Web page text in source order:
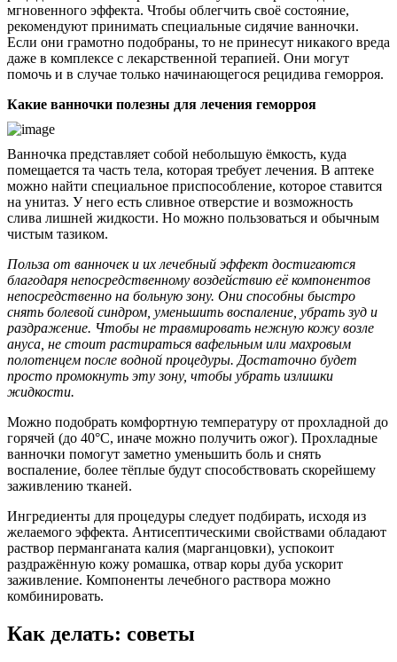
мгновенного эффекта. Чтобы облегчить своё состояние,
рекомендуют принимать специальные сидячие ванночки.
Если они грамотно подобраны, то не принесут никакого вреда
даже в комплексе с лекарственной терапией. Они могут
помочь и в случае только начинающегося рецидива геморроя.
Какие ванночки полезны для лечения геморроя
Ванночка представляет собой небольшую ёмкость, куда
помещается та часть тела, которая требует лечения. В аптеке
можно найти специальное приспособление, которое ставится
на унитаз. У него есть сливное отверстие и возможность
слива лишней жидкости. Но можно пользоваться и обычным
чистым тазиком.
Польза от ванночек и их лечебный эффект достигаются
благодаря непосредственному воздействию её компонентов
непосредственно на больную зону. Они способны быстро
снять болевой синдром, уменьшить воспаление, убрать зуд и
раздражение. Чтобы не травмировать нежную кожу возле
ануса, не стоит растираться вафельным или махровым
полотенцем после водной процедуры. Достаточно будет
просто промокнуть эту зону, чтобы убрать излишки
жидкости.
Можно подобрать комфортную температуру от прохладной до
горячей (до 40°С, иначе можно получить ожог). Прохладные
ванночки помогут заметно уменьшить боль и снять
воспаление, более тёплые будут способствовать скорейшему
заживлению тканей.
Ингредиенты для процедуры следует подбирать, исходя из
желаемого эффекта. Антисептическими свойствами обладают
раствор перманганата калия (марганцовки), успокоит
раздражённую кожу ромашка, отвар коры дуба ускорит
заживление. Компоненты лечебного раствора можно
комбинировать.
Как делать: советы